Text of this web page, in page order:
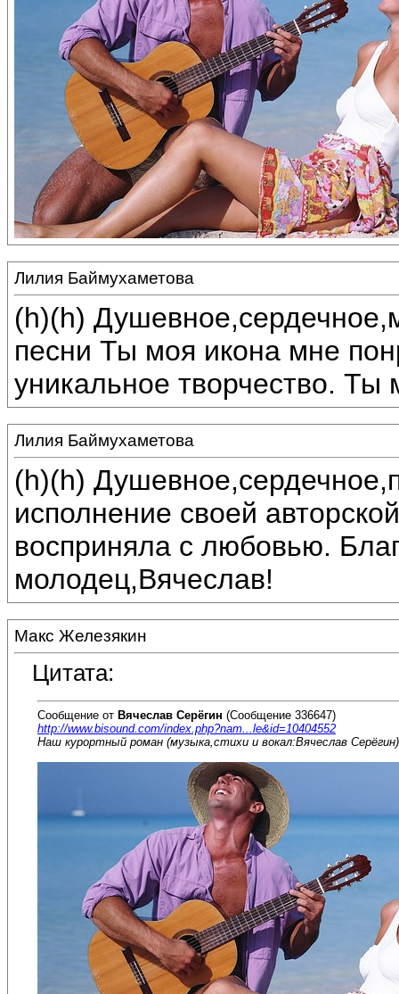
Лилия Баймухаметова
(h)(h)
песни Ты моя икона мне
уникальное творчество. Ты
Лилия Баймухаметова
(h)(h)
исполнение своей
восприняла с любовью.
молодец,Вячеслав!
Макс Железякин
Цитата:
Сообщение от Вячеслав Серёгин (Сообщение 336647)
http://www.bisound.com/index.php?nam...le&id=10404552
Наш курортный роман (музыка,стихи и вокал:Вячеслав Серёгин)